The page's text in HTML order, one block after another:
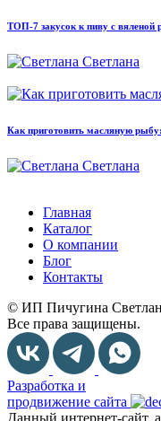
ТОП-7 закусок к пиву с вяленой
Светлана
Как приготовить масляную
Светлана
Главная
Каталог
О компании
Блог
Контакты
© ИП Пичугина
Все права защищены.
Разработка и
продвижение сайта
Данный интернет-сайт,